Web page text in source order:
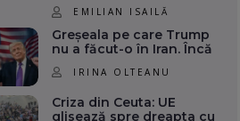
EMILIAN ISAILĂ
Greșeala pe care Trump
nu a făcut-o în Iran. Încă
IRINA OLTEANU
Criza din Ceuta: UE
glisează spre dreapta cu